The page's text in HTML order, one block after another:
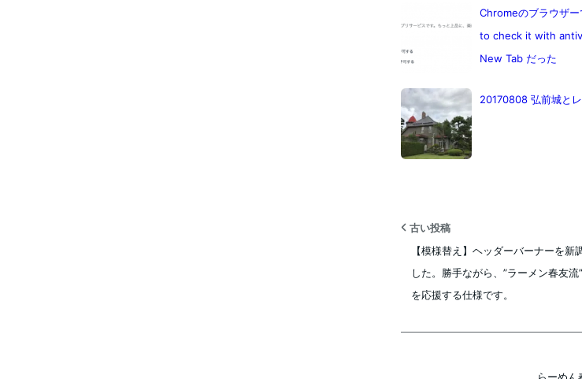
Chromeのブラウザ
to check it with
New Tab だった
20170808 弘前城と
古い投稿
【模様替え】ヘッダーバーナーを新
した。勝手ながら、”ラーメン春友流
を応援する仕様です。